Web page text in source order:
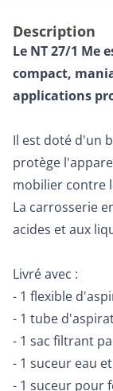
Description
Le NT 27/1 Me
compact,
applications
Il est doté d'un
protège
mobilier contre
La carrosserie
acides et aux
Livré avec :
- 1 flexible
- 1 tube
- 1 sac filtrant
- 1 suceur eau
- 1 suceur pour